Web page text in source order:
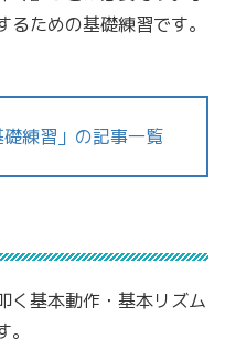
ための基礎練習です。
礎練習」の記事一覧
く基本動作・基本リズム